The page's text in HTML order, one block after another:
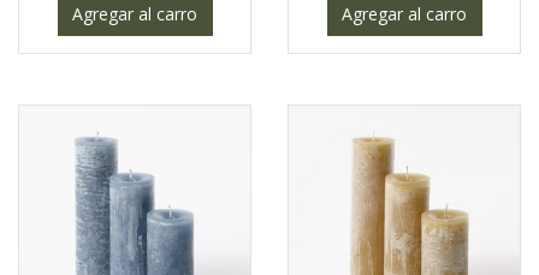
Agregar al carro Agregar al carro